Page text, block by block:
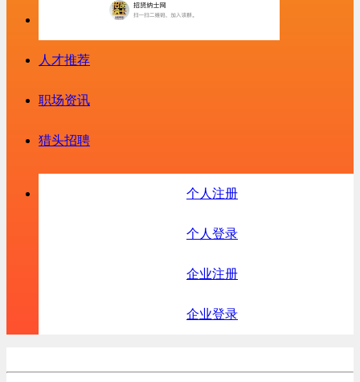
人才推荐
职场资讯
猎头招聘
个人注册
个人登录
企业注册
企业登录